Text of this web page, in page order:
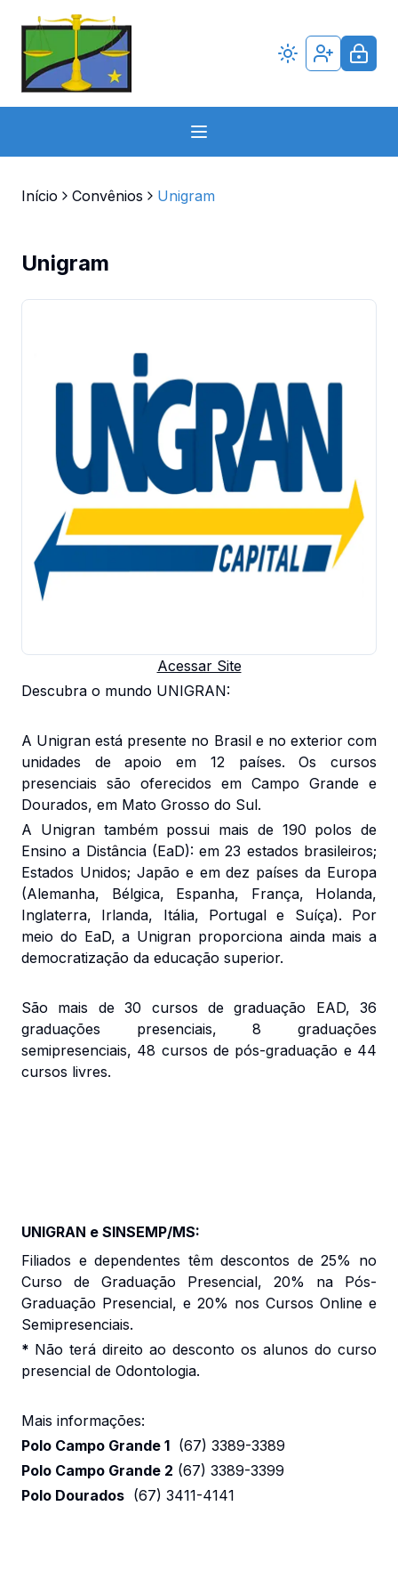
Início Convênios Unigram
Unigram
Acessar Site
Descubra o mundo UNIGRAN:
A Unigran está presente no Brasil e no exterior com
unidades de apoio em 12 países. Os cursos
presenciais são oferecidos em Campo Grande e
Dourados, em Mato Grosso do Sul.
A Unigran também possui mais de 190 polos de
Ensino a Distância (EaD): em 23 estados brasileiros;
Estados Unidos; Japão e em dez países da Europa
(Alemanha, Bélgica, Espanha, França, Holanda,
Inglaterra, Irlanda, Itália, Portugal e Suíça). Por
meio do EaD, a Unigran proporciona ainda mais a
democratização da educação superior.
São mais de 30 cursos de graduação EAD, 36
graduações presenciais, 8 graduações
semipresenciais, 48 cursos de pós-graduação e 44
cursos livres.
UNIGRAN e SINSEMP/MS:
Filiados e dependentes têm descontos de 25% no
Curso de Graduação Presencial, 20% na Pós-
Graduação Presencial, e 20% nos Cursos Online e
Semipresenciais.
* Não terá direito ao desconto os alunos do curso
presencial de Odontologia.
Mais informações:
Polo Campo Grande 1 (67) 3389-3389
Polo Campo Grande 2 (67) 3389-3399
Polo Dourados (67) 3411-4141